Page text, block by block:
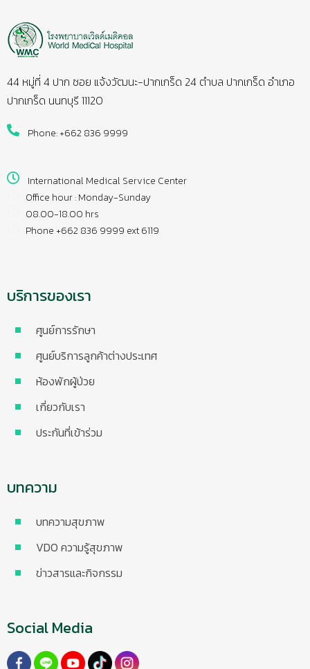
44 หมู่ที่ 4 ปาก ซอย แจ้งวัฒนะ-ปากเกร็ด 24 ตำบล ปากเกร็ด อำเภอ
ปากเกร็ด นนทบุรี 11120
Phone: +662 836 9999
International Medical Service Center
Office hour : Monday-Sunday
08.00-18.00 hrs
Phone +662 836 9999 ext 6119
บริการของเรา
ศูนย์การรักษา
ศูนย์บริการลูกค้าต่างประเทศ
ห้องพักผู้ป่วย
เกี่ยวกับเรา
ประกันที่เข้าร่วม
บทความ
บทความสุขภาพ
VDO ความรู้สุขภาพ
ข่าวสารและกิจกรรม
Social Media